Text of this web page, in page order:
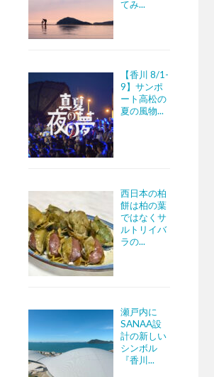
てみ...
【香川 8/1-
9】サンポ
ート高松の
夏の風物...
西日本の柏
餅は柏の葉
ではなくサ
ルトリイバ
ラの...
瀬戸内に
SANAA設
計の新しい
シンボル
『香川...